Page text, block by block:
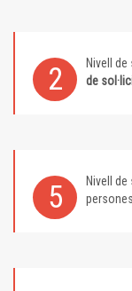
2 Nivell
de
5 Nivell